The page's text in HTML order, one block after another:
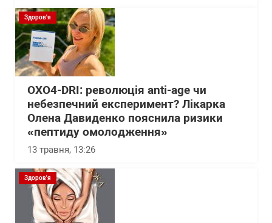
Здоров'я
OXO4-DRI: революція anti-age чи
небезпечний експеримент? Лікарка
Олена Давиденко пояснила ризики
«пептиду омолодження»
13 травня, 13:26
Здоров'я